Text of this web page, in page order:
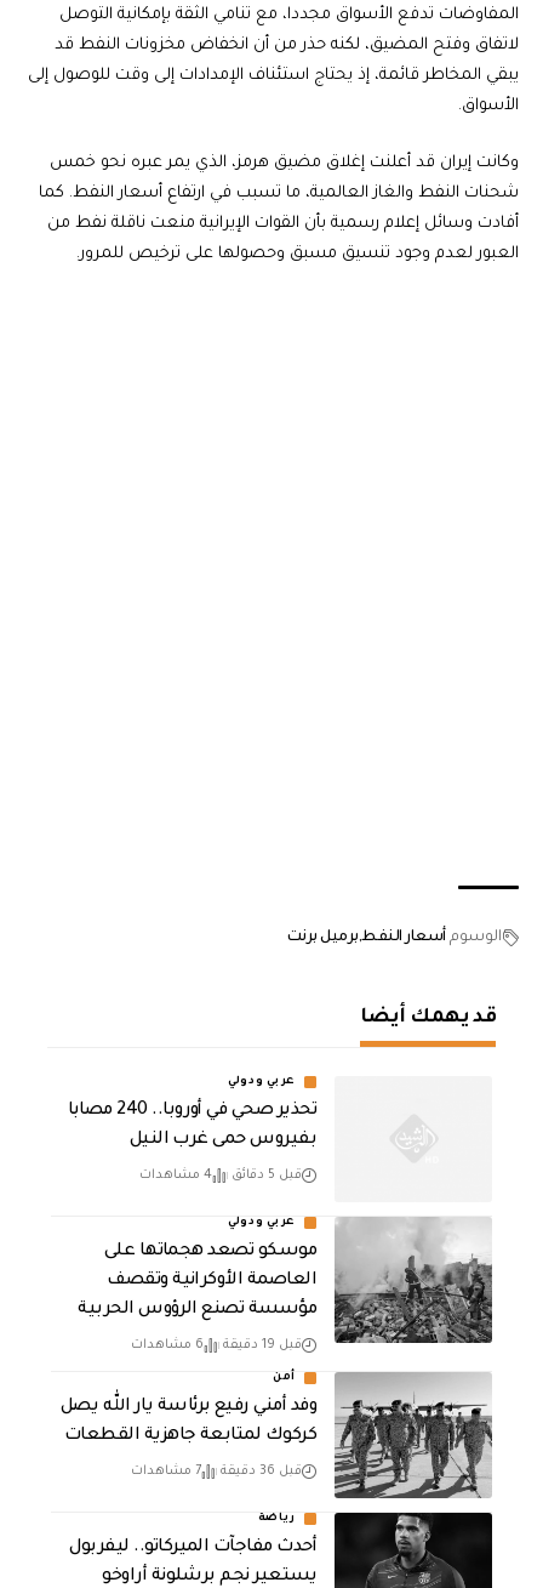
المفاوضات تدفع الأسواق مجددا، مع تنامي الثقة بإمكانية التوصل
لاتفاق وفتح المضيق، لكنه حذر من أن انخفاض مخزونات النفط قد
يبقي المخاطر قائمة، إذ يحتاج استئناف الإمدادات إلى وقت للوصول إلى
الأسواق.
وكانت إيران قد أعلنت إغلاق مضيق هرمز، الذي يمر عبره نحو خمس
شحنات النفط والغاز العالمية، ما تسبب في ارتفاع أسعار النفط. كما
أفادت وسائل إعلام رسمية بأن القوات الإيرانية منعت ناقلة نفط من
العبور لعدم وجود تنسيق مسبق وحصولها على ترخيص للمرور.
الوسوم أسعار النفط برميل برنت
قد يهمك أيضا
عربي ودولي
تحذير صحي في أوروبا.. 240 مصابا
بفيروس حمى غرب النيل
قبل 5 دقائق 4 مشاهدات
عربي ودولي
موسكو تصعد هجماتها على
العاصمة الأوكرانية وتقصف
مؤسسة تصنع الرؤوس الحربية
قبل 19 دقيقة 6 مشاهدات
أمن
وفد أمني رفيع برئاسة يار الله يصل
كركوك لمتابعة جاهزية القطعات
قبل 36 دقيقة 7 مشاهدات
رياضة
أحدث مفاجآت الميركاتو.. ليفربول
يستعير نجم برشلونة أراوخو